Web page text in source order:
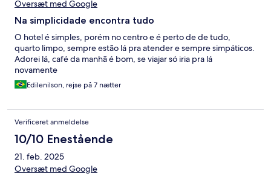
Oversæt med Google
Na simplicidade encontra tudo
O hotel é simples, porém no centro e é perto de de tudo,
quarto limpo, sempre estão lá pra atender e sempre simpáticos.
Adorei lá, café da manhã é bom, se viajar só iria pra lá
novamente
Edilenilson, rejse på 7 nætter
Verificeret anmeldelse
10/10 Enestående
21. feb. 2025
Oversæt med Google